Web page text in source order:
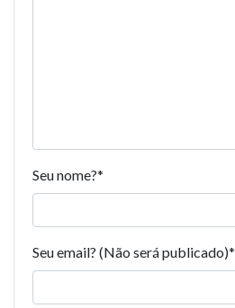
Seu nome?*
Seu email? (Não será publicado)*